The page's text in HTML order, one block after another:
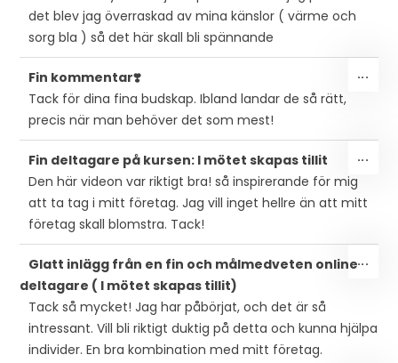
det blev jag överraskad av mina känslor ( värme och
sorg bla ) så det här skall bli spännande
Fin kommentar❣️
Tack för dina fina budskap. Ibland landar de så rätt,
precis när man behöver det som mest!
...
Fin deltagare på kursen: I mötet skapas tillit
Den här videon var riktigt bra! så inspirerande för mig
att ta tag i mitt företag. Jag vill inget hellre än att mitt
företag skall blomstra. Tack!
...
Glatt inlägg från en fin och målmedveten online
deltagare ( I mötet skapas tillit)
Tack så mycket! Jag har påbörjat, och det är så
intressant. Vill bli riktigt duktig på detta och kunna hjälpa
individer. En bra kombination med mitt företag.
...